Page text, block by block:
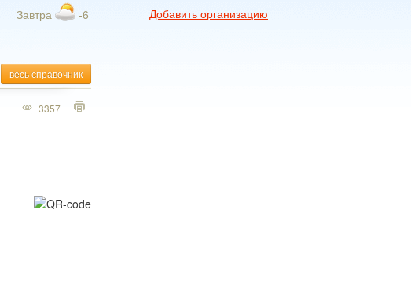
Завтра -6
Добавить организацию
весь справочник
3357